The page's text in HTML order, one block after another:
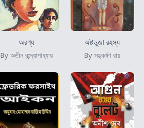
অরণ্য
By অতীন বন্দ্যোপাধ্যায়
অষ্টভুজা রহস্য
By সঙ্কর্ষণ রায়